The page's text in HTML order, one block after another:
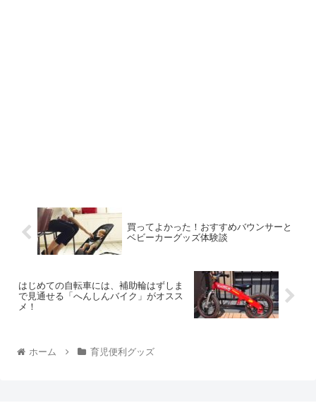
買ってよかった！おすすめバウンサーと
ベビーカーグッズ体験談
はじめての自転車には、補助輪はずしま
で見通せる「へんしんバイク」がオスス
メ！
ホーム 育児便利グッズ